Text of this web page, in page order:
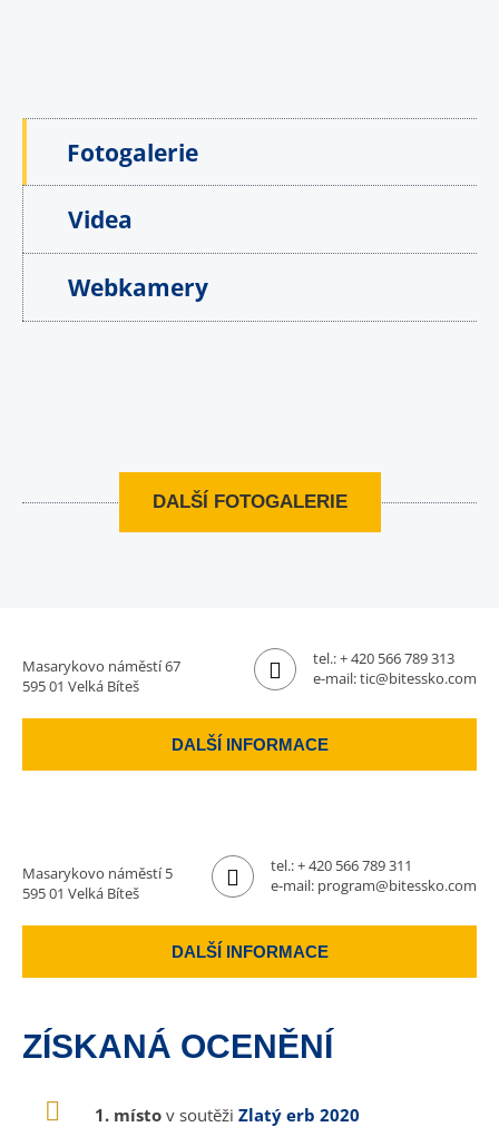
Fotogalerie
Videa
Webkamery
DALŠÍ FOTOGALERIE
Masarykovo náměstí 67
595 01 Velká Bíteš
tel.:+ 420 566 789 313
e-mail:tic@bitessko.com
DALŠÍ INFORMACE
Masarykovo náměstí 5
595 01 Velká Bíteš
tel.:+ 420 566 789 311
e-mail: program@bitessko.com
DALŠÍ INFORMACE
ZÍSKANÁ OCENĚNÍ
1. místo v soutěži Zlatý erb 2020